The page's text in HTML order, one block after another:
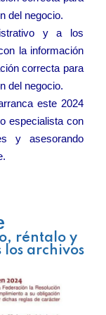
del negocio.
y a los
la información
correcta para
del negocio.
este 2024
especialista con
y asesorando
réntalo y
los archivos